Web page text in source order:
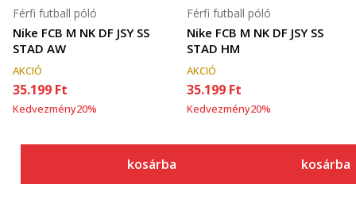
Nike FCB M NK DF JSY SS
STAD AW
Férfi futball póló
AKCIÓ
35.199 Ft
Kedvezmény20%
kosárba
Nike FCB M NK DF JSY SS
STAD HM
Férfi futball póló
AKCIÓ
35.199 Ft
Kedvezmény20%
kosárba